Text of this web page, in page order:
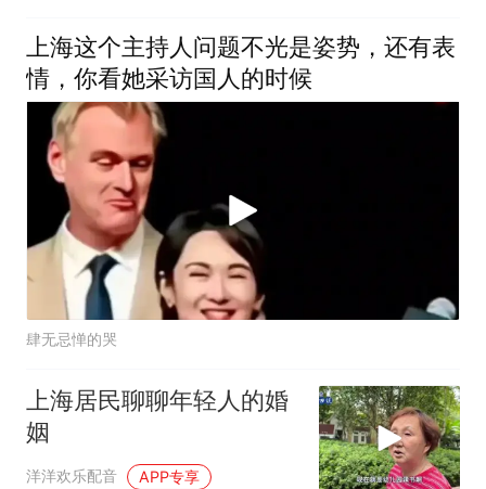
上海这个主持人问题不光是姿势，还有表
情，你看她采访国人的时候
肆无忌惮的哭
上海居民聊聊年轻人的婚
姻
洋洋欢乐配音 APP专享